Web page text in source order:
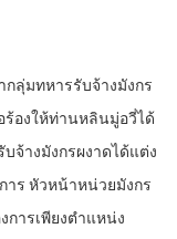
ลุ่มทหารรับจ้างมังกร
องให้ท่านหลินมู่อวี่ได้
จ้างมังกรผงาดได้แต่ง
ร หัวหน้าหน่วยมังกร
ารเพียงตำแหน่ง